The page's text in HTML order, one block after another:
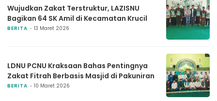
Wujudkan Zakat Terstruktur, LAZISNU
Bagikan 64 SK Amil di Kecamatan Krucil
BERITA 13 Maret 2026
LDNU PCNU Kraksaan Bahas Pentingnya
Zakat Fitrah Berbasis Masjid di Pakuniran
BERITA 10 Maret 2026